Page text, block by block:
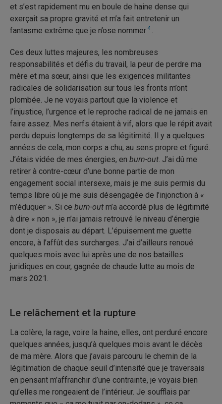
et s’est rapidement mu en boule de haine dense qui
exerçait sa propre gravité et m’a fait entretenir un
fantasme extrême que je n’ose nommer 4
Ces deux luttes majeures, les nombreuses
responsabilités et défis du travail, la peur de perdre ma
mère et ma sœur, ainsi que les exigences militantes
radicales de solidarisation sur tous les fronts m’ont
plombée. Je ne voyais partout que la violence et
l’injustice, l’urgence et le reproche radical de ne jamais en
faire assez. Mes nerfs étaient à vif, alors que le répit avait
perdu depuis longtemps de sa légitimité. Il y a quelques
années de cela, mon corps a chu, au sens propre et figuré.
J’étais vidée de mes énergies, en burn-out . J’ai dû me
retirer à contre-cœur d’une bonne partie de mon
engagement social intersexe, mais je me suis permis du
temps libre où je me suis désengagée de l’injonction à «
m’éduquer ». Si ce burn-out m’a accordé plus de légitimité
à dire « non », je n’ai jamais retrouvé le niveau d’énergie
dont je disposais au départ. L’épuisement me guette
encore, à l’affût des surcharges. J’ai d’ailleurs renoué
quelques mois avec lui après une de nos batailles
juridiques en cour, gagnée de chaude lutte au mois de
mars 2021.
Le relâchement et la rupture
La colère, la rage, voire la haine, elles, ont perduré encore
quelques années, jusqu’à quelques mois avant le décès
de ma mère. Alors que j’avais parcouru le chemin de la
légitimation de chaque seuil d’intensité que je traversais
en pensant m’affranchir d’une contrainte, je voyais bien
qu’elles me rongeaient de l’intérieur. Je soufflais par